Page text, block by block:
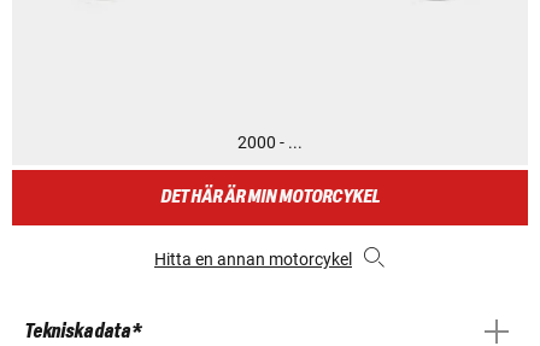
2000 - ...
DET HÄR ÄR MIN MOTORCYKEL
Hitta en annan motorcykel
Tekniska data *